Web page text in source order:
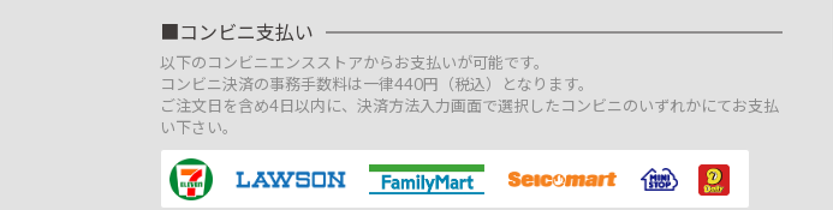
コンビニ支払い
以下のコンビニエンスストアからお支払いが可能です。
コンビニ決済の事務手数料は一律440円（税込）となります。
ご注文日を含め4日以内に、決済方法入力画面で選択したコンビニのいずれかにてお支払
い下さい。